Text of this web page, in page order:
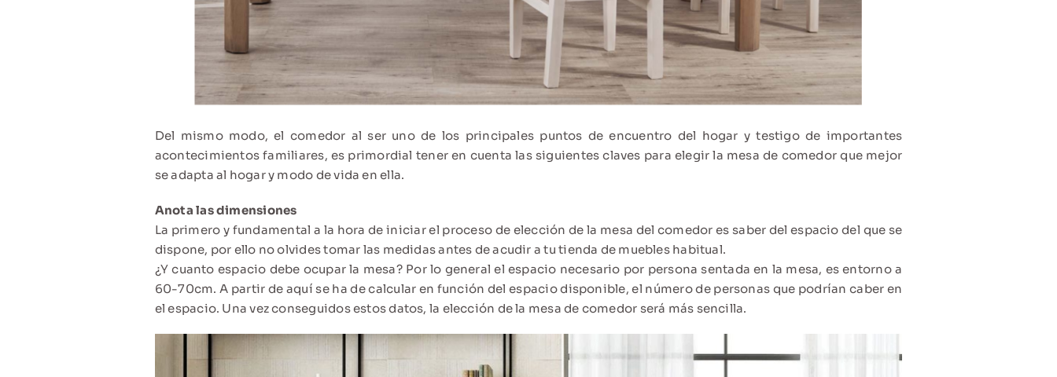
Del mismo modo, el comedor al ser uno de los principales puntos de encuentro del hogar y testigo de importantes
acontecimientos familiares, es primordial tener en cuenta las siguientes claves para elegir la mesa de comedor que mejor
se adapta al hogar y modo de vida en ella.
Anota las dimensiones
La primero y fundamental a la hora de iniciar el proceso de elección de la mesa del comedor es saber del espacio del que se
dispone, por ello no olvides tomar las medidas antes de acudir a tu tienda de muebles habitual.
¿Y cuanto espacio debe ocupar la mesa? Por lo general el espacio necesario por persona sentada en la mesa, es entorno a
60-70cm. A partir de aquí se ha de calcular en función del espacio disponible, el número de personas que podrían caber en
el espacio. Una vez conseguidos estos datos, la elección de la mesa de comedor será más sencilla.